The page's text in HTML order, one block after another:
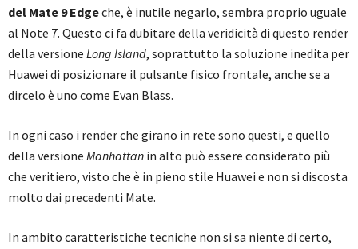
del Mate 9 Edgeche, è inutile negarlo, sembra proprio uguale
al Note 7. Questo ci fa dubitare della veridicità di questo render
della versione Long Island, soprattutto la soluzione inedita per
Huawei di posizionare il pulsante fisico frontale, anche se a
dircelo è uno come Evan Blass.
In ogni caso i render che girano in rete sono questi, e quello
della versione Manhattan in alto può essere considerato più
che veritiero, visto che è in pieno stile Huawei e non si discosta
molto dai precedenti Mate.
In ambito caratteristiche tecniche non si sa niente di certo,